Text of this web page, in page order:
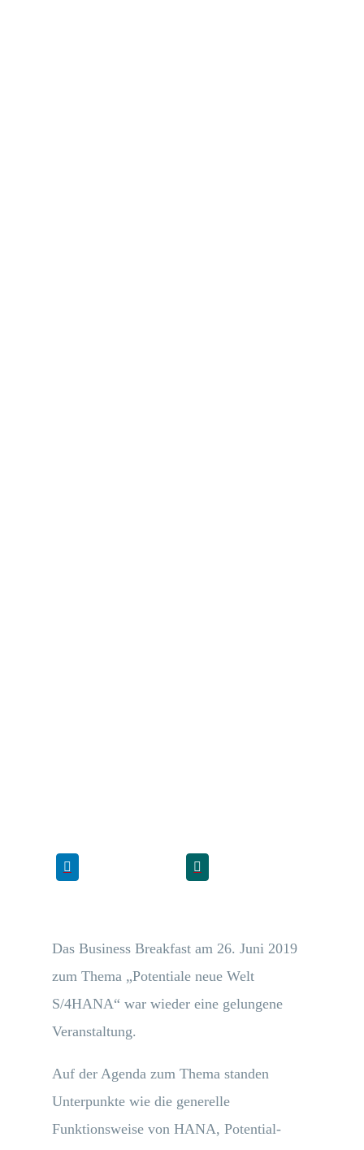
Das Business Breakfast am 26. Juni 2019
zum Thema „Potentiale neue Welt
S/4HANA“ war wieder eine gelungene
Veranstaltung.
Auf der Agenda zum Thema standen
Unterpunkte wie die generelle
Funktionsweise von HANA, Potential-